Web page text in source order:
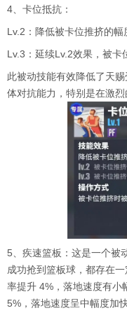
4、卡位抵抗：
Lv.2：降低被卡位推挤的幅
Lv.3：延续Lv.2效果，被卡
此被动技能有效降低了天
体对抗能力，特别是在激烈
5、疾速篮板：这是一个被
成功抢到篮板球，都存在
率提升 4%，落地速度有小
5%，落地速度呈中幅度加